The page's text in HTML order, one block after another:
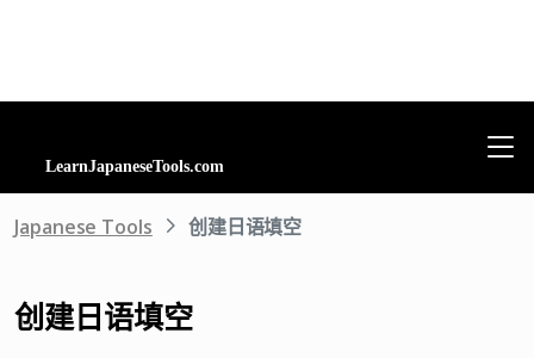
Japanese Tools 创建日语填空
创建日语填空